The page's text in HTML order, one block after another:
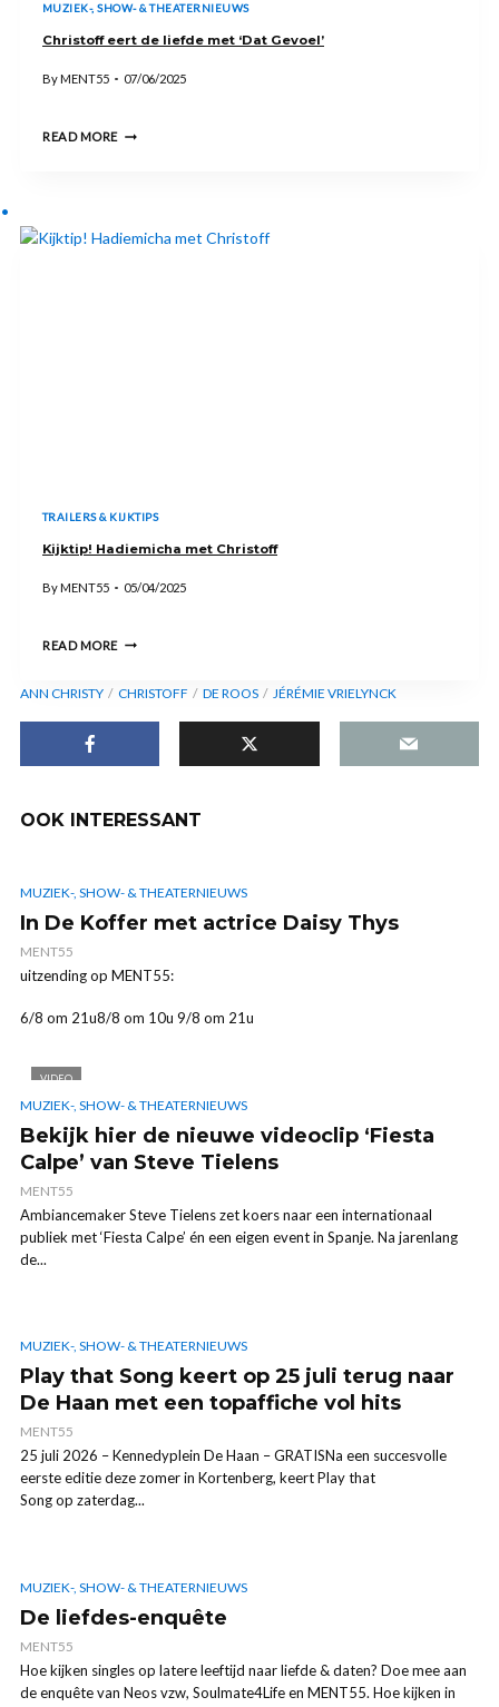
MUZIEK-, SHOW- & THEATERNIEUWS
Christoff eert de liefde met ‘Dat Gevoel’
ByMENT55 07/06/2025
READ MORECHRISTOFF
MET ‘DAT
TRAILERS & KIJKTIPS
Kijktip! Hadiemicha met Christoff
ByMENT55 05/04/2025
READ MOREKIJKTIP!
MET
ANN CHRISTY CHRISTOFF DE ROOS JÉRÉMIE VRIELYNCK
OOK INTERESSANT
MUZIEK-, SHOW- & THEATERNIEUWS
In De Koffer met actrice Daisy Thys
MENT55
uitzending op MENT55:
6/8 om 21u8/8 om 10u 9/8 om 21u
VIDEO
MUZIEK-, SHOW- & THEATERNIEUWS
Bekijk hier de nieuwe videoclip ‘Fiesta
Calpe’ van Steve Tielens
MENT55
Ambiancemaker Steve Tielens zet koers naar een internationaal
publiek met ‘Fiesta Calpe’ én een eigen event in Spanje. Na jarenlang
de...
MUZIEK-, SHOW- & THEATERNIEUWS
Play that Song keert op 25 juli terug naar
De Haan met een topaffiche vol hits
MENT55
25 juli 2026 – Kennedyplein De Haan – GRATISNa een succesvolle
eerste editie deze zomer in Kortenberg, keert Play that
Song op zaterdag...
MUZIEK-, SHOW- & THEATERNIEUWS
De liefdes-enquête
MENT55
Hoe kijken singles op latere leeftijd naar liefde & daten? Doe mee aan
de enquête van Neos vzw, Soulmate4Life en MENT55. Hoe kijken in